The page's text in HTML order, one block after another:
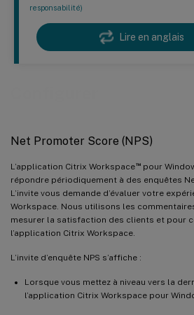
responsabilité)
Lire en anglais
Net Promoter Score (NPS)
L’application Citrix Workspace™pour
répondre périodiquement à des enquêtes
L’invite vous demande d’évaluer votre
Workspace. Nous utilisons les
mesurer la satisfaction des clients et pour
l’application Citrix Workspace.
L’invite d’enquête NPS s’affiche :
Lorsque vous mettez à niveau vers la
l’application Citrix Workspace pour